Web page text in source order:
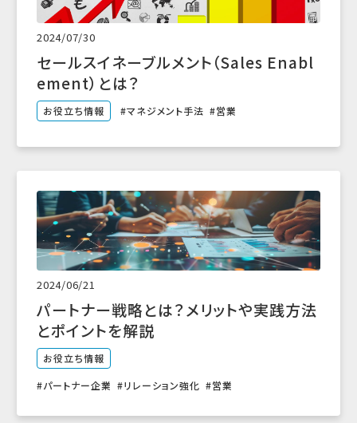
2024/07/30
セールスイネーブルメント（Sales Enabl
ement）とは？
お役立ち情報 マネジメント手法 営業
2024/06/21
パートナー戦略とは？メリットや実践方法
とポイントを解説
お役立ち情報
パートナー企業 リレーション強化 営業